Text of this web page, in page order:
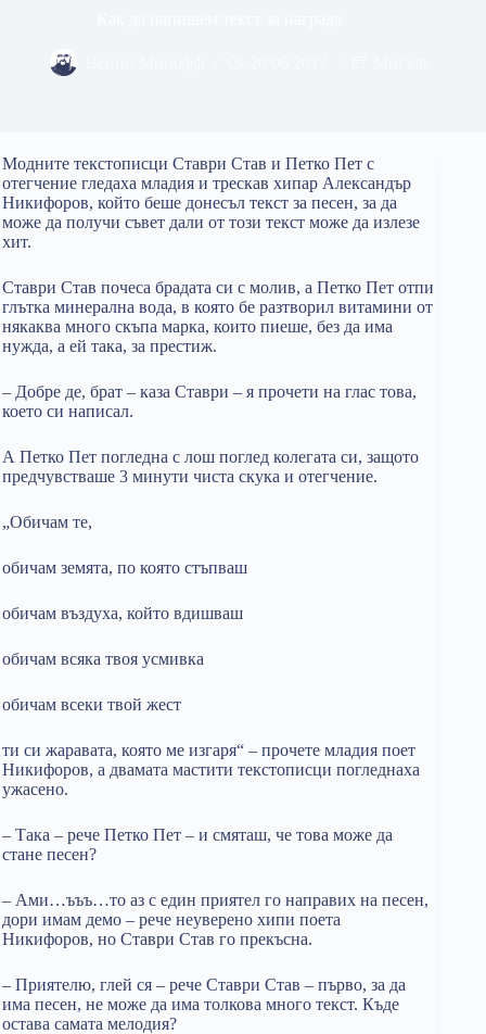
Модните текстописци Ставри Став и Петко Пет с
отегчение гледаха младия и трескав хипар Александър
Никифоров, който беше донесъл текст за песен, за да
може да получи съвет дали от този текст може да излезе
хит.
Ставри Став почеса брадата си с молив, а Петко Пет отпи
глътка минерална вода, в която бе разтворил витамини от
някаква много скъпа марка, които пиеше, без да има
нужда, а ей така, за престиж.
– Добре де, брат – каза Ставри – я прочети на глас това,
което си написал.
А Петко Пет погледна с лош поглед колегата си, защото
предчувстваше 3 минути чиста скука и отегчение.
„Обичам те,
обичам земята, по която стъпваш
обичам въздуха, който вдишваш
обичам всяка твоя усмивка
обичам всеки твой жест
ти си жаравата, която ме изгаря“ – прочете младия поет
Никифоров, а двамата мастити текстописци погледнаха
ужасено.
– Така – рече Петко Пет – и смяташ, че това може да
стане песен?
– Ами…ъъъ…то аз с един приятел го направих на песен,
дори имам демо – рече неуверено хипи поета
Никифоров, но Ставри Став го прекъсна.
– Приятелю, глей ся – рече Ставри Став – първо, за да
има песен, не може да има толкова много текст. Къде
остава самата мелодия?